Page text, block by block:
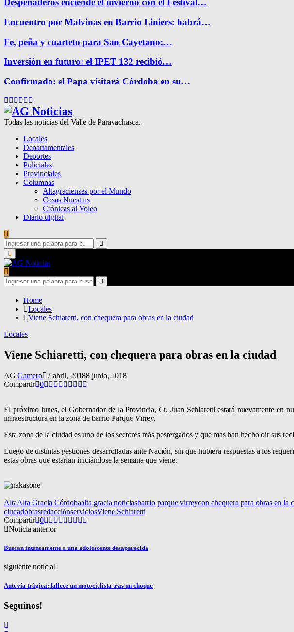
Despeñaderos enciende el invierno con el Festival…
Encuentro por Malvinas en Barrio Liniers: habrá…
Fe, peña y cuarteto para San Cayetano:…
Inversión en futuro: el IPET 132 recibió…
Confirmado: el Papa visitará Córdoba en su…
Facebook
Twitter
Instagram
Pinterest
Google
Todas las noticias del Valle de Paravachasca.
Locales
Departamentales
Deportes
Policiales
Provinciales
Columnas
Altagracienses por el Mundo
Cosas Nuestras
Crónicas al Voleo
Diario digital
Search
for:
Search
Primary
Menu
Search
for:
Search
Home
Locales
Viene Schiaretti, con chequera para obras en la ciudad
Locales
Viene Schiaretti, con chequera para obras en la ciudad
AG Gamero 7 abril, 20188 junio, 2018
Compartir 0
El próximo lunes, el Gobernador de la Provincia, Cr. Juan Schiaretti estará nuevamente en
infraestructura en la zona de barrio Parque Virrey.
Esta zona de la ciudad es uno de los sectores más postergados y que más han hecho oir sus
Luego de distintas gestiones desarrolladas ante Nación, sin que hubiera respuestas a los
estas obras que estarían iniciándose la semana que viene.
AltaAlta Gracia Córdobaalta gracia noticiasbarrio parque virreycon chequera para obras en la
ciudadobrasredacciónserviciosViene Schiaretti
Compartir 0
Noticia anterior
Buscan intensamente a una adolescente desaparecida
siguiente noticia
Autovía trágica: fallece un motociclista tras un choque
Seguinos!